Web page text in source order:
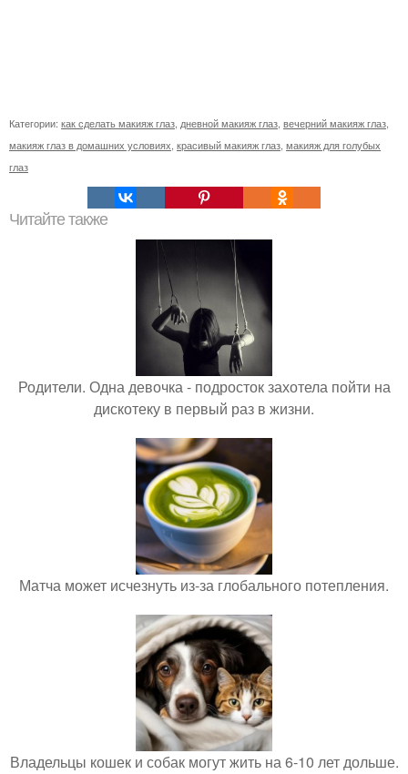
Категории: как сделать макияж глаз дневной макияж глаз вечерний макияж глаз
макияж глаз в домашних условиях красивый макияж глаз макияж для голубых
глаз
Читайте также
Родители. Одна девочка - подросток захотела пойти на
дискотеку в первый раз в жизни.
Матча может исчезнуть из-за глобального потепления.
Владельцы кошек и собак могут жить на 6-10 лет дольше.